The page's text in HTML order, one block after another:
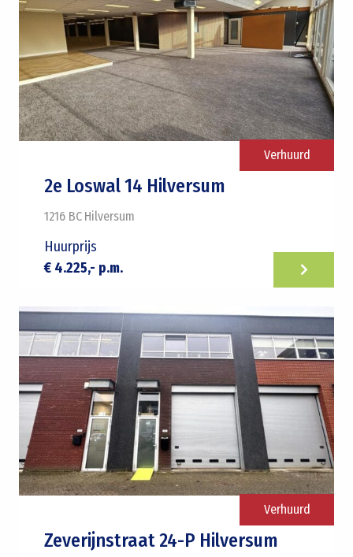
Verhuurd
2e Loswal 14 Hilversum
1216 BC Hilversum
Huurprijs
€ 4.225,- p.m.
Verhuurd
Zeverijnstraat 24-P Hilversum